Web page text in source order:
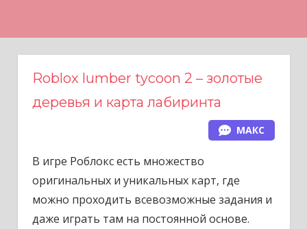
Roblox lumber tycoon 2 – золотые
деревья и карта лабиринта
МАКС
В игре Роблокс есть множество
оригинальных и уникальных карт, где
можно проходить всевозможные задания и
даже играть там на постоянной основе.